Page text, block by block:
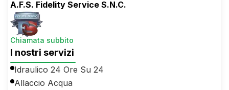
A.F.S. Fidelity Service S.N.C.
Chiamata subbito
I nostri servizi
Idraulico 24 Ore Su 24
Allaccio Acqua